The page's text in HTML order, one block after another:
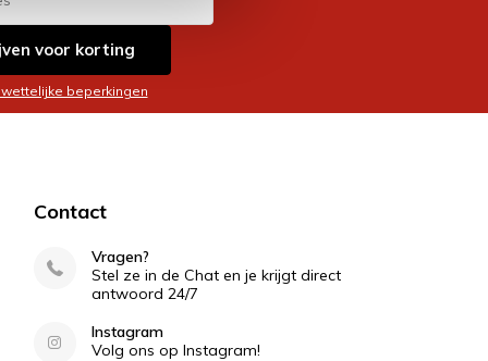
voor korting
beperkingen
Contact
Vragen?
Stel ze in de Chat en je krijgt direct
antwoord 24/7
Instagram
Volg ons op Instagram!